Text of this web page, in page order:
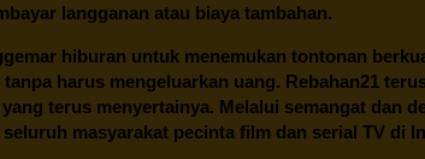
langganan atau biaya tambahan.
hiburan untuk menemukan tontonan
harus mengeluarkan uang. Rebahan21
terus menyertainya. Melalui semangat dan
masyarakat pecinta film dan serial TV di